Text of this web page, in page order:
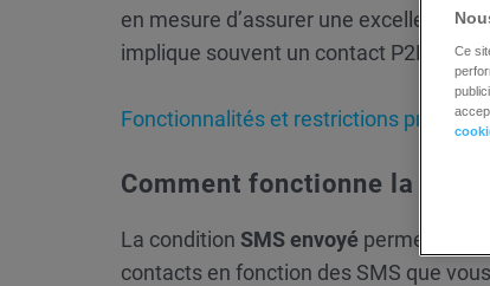
en mesure d’assurer une excellente
implique souvent un contact P2P
Fonctionnalités et restrictions propres
Comment fonctionne la
La condition SMS envoyé permet de
contacts en fonction des SMS que
Ce